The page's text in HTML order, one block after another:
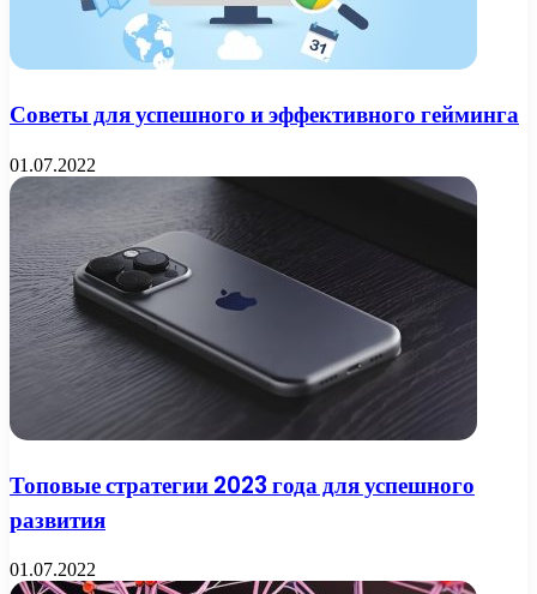
Советы для успешного и эффективного гейминга
01.07.2022
Топовые стратегии 2023 года для успешного
развития
01.07.2022